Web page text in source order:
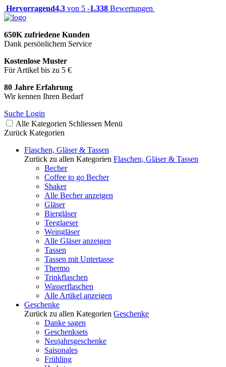
Hervorragend4.3 von 5 -1.338 Bewertungen
650K zufriedene Kunden
Dank persönlichem Service
Kostenlose Muster
Für Artikel bis zu 5 €
80 Jahre Erfahrung
Wir kennen Ihren Bedarf
Suche Login
Alle Kategorien Schliessen Menü
Zurück Kategorien
Flaschen, Gläser & Tassen
Zurück zu allen Kategorien Flaschen, Gläser & Tassen
Becher
Coffee to go Becher
Shaker
Alle Becher anzeigen
Gläser
Biergläser
Teeglaeser
Weingläser
Alle Gläser anzeigen
Tassen
Tassen mit Untertasse
Thermo
Trinkflaschen
Wasserflaschen
Alle Artikel anzeigen
Geschenke
Zurück zu allen Kategorien Geschenke
Danke sagen
Geschenksets
Neujahrsgeschenke
Saisonales
Frühling